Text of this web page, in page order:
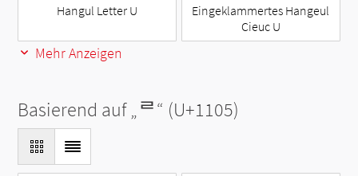
Hangul Letter U
Eingeklammertes Hangeul
Cieuc U
Mehr Anzeigen
Basierend auf „ᄅ“ (U+1105)